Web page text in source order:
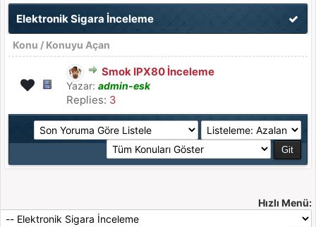
Elektronik Sigara İnceleme
Konu / Konuyu Açan
Smok IPX80 İnceleme
Yazar: admin-esk
Replies: 3
Hızlı Menü: